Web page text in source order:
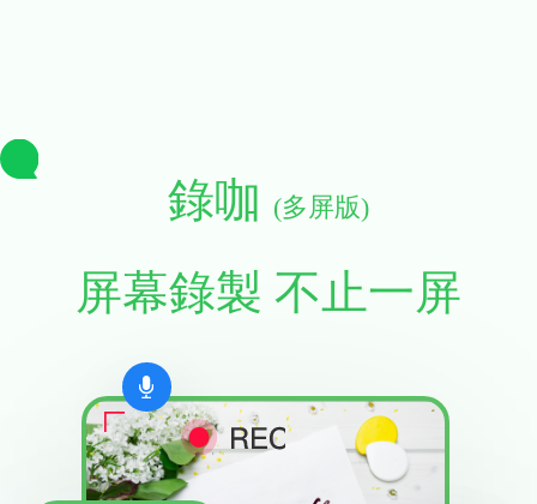
錄咖 (多屏版)
屏幕錄製 不止一屏